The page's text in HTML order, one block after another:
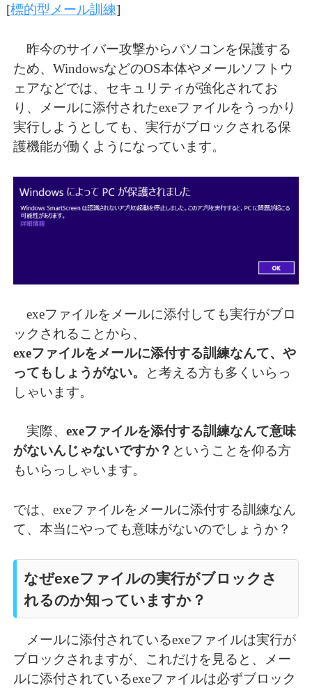
[標的型メール訓練]
昨今のサイバー攻撃からパソコンを保護する
ため、WindowsなどのOS本体やメールソフトウ
ェアなどでは、セキュリティが強化されてお
り、メールに添付されたexeファイルをうっかり
実行しようとしても、実行がブロックされる保
護機能が働くようになっています。
exeファイルをメールに添付しても実行がブロ
ックされることから、
exeファイルをメールに添付する訓練なんて、や
ってもしょうがない。
と考える方も多くいらっ
しゃいます。
実際、 exeファイルを添付する訓練なんて意味
がないんじゃないですか？ ということを仰る方
もいらっしゃいます。
では、exeファイルをメールに添付する訓練なん
て、本当にやっても意味がないのでしょうか？
なぜexeファイルの実行がブロックさ
れるのか知っていますか？
メールに添付されているexeファイルは実行が
ブロックされますが、これだけを見ると、メー
ルに添付されているexeファイルは必ずブロック